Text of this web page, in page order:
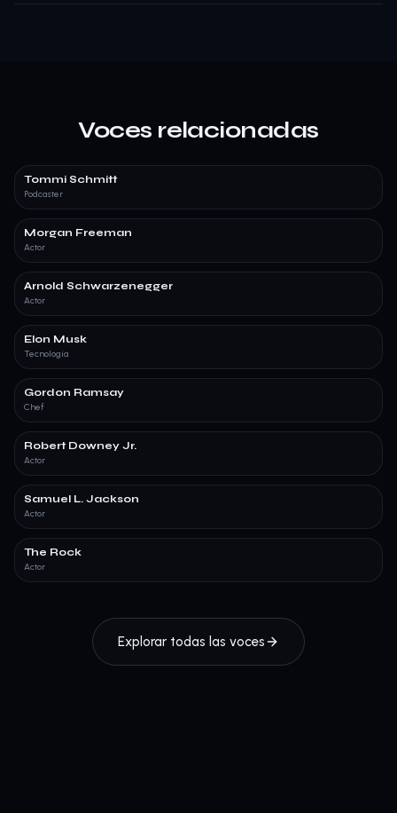
Voces relacionadas
Tommi Schmitt
Podcaster
Morgan Freeman
Actor
Arnold Schwarzenegger
Actor
Elon Musk
Tecnología
Gordon Ramsay
Chef
Robert Downey Jr.
Actor
Samuel L. Jackson
Actor
The Rock
Actor
Explorar todas las voces